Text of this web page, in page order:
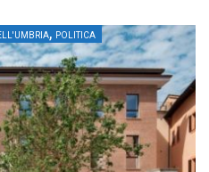
, POLITICA